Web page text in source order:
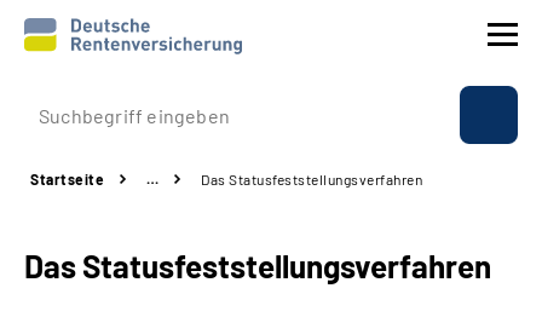
Prävention
Rente
Startseite … Das Statusfeststellungs­verfahren
Das Statusfeststellungs­verfahren